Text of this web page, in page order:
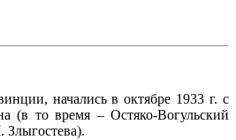
начались в октябре 1933 г. с
(в то время – Остяко-Вогульский